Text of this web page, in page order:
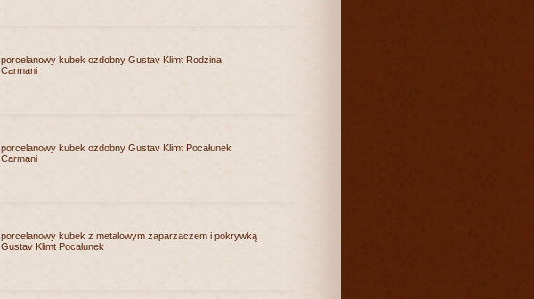
porcelanowy kubek ozdobny Gustav Klimt Rodzina
Carmani
porcelanowy kubek ozdobny Gustav Klimt Pocałunek
Carmani
porcelanowy kubek z metalowym zaparzaczem i pokrywką
Gustav Klimt Pocałunek